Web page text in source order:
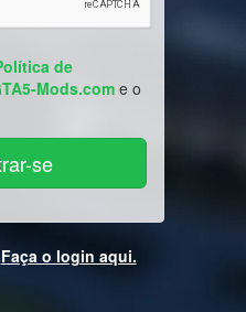
de
Mods.com e o
Faça o login aqui.